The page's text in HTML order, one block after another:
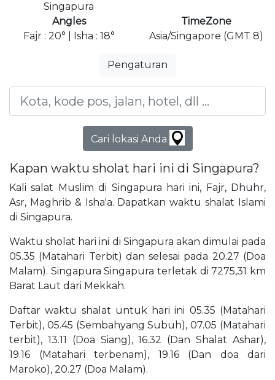
Singapura
Angles
Fajr : 20° | Isha : 18°
TimeZone
Asia/Singapore (GMT 8)
Pengaturan
Cari lokasi Anda
Kapan waktu sholat hari ini di Singapura?
Kali salat Muslim di Singapura hari ini, Fajr, Dhuhr,
Asr, Maghrib & Isha'a. Dapatkan waktu shalat Islami
di Singapura.
Waktu sholat hari ini di Singapura akan dimulai pada
05.35 (Matahari Terbit) dan selesai pada 20.27 (Doa
Malam). Singapura Singapura terletak di 7275,31 km
Barat Laut dari Mekkah.
Daftar waktu shalat untuk hari ini 05.35 (Matahari
Terbit), 05.45 (Sembahyang Subuh), 07.05 (Matahari
terbit), 13.11 (Doa Siang), 16.32 (Dan Shalat Ashar),
19.16 (Matahari terbenam), 19.16 (Dan doa dari
Maroko), 20.27 (Doa Malam).